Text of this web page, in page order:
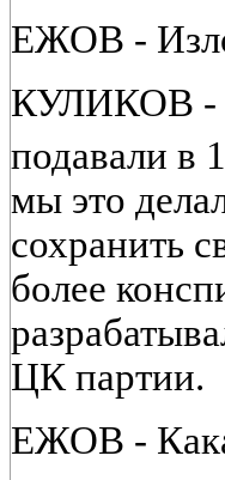
ЕЖОВ -
КУЛИКОВ -
подавали в
мы это
сохранить
более
ЦК партии.
ЕЖОВ -